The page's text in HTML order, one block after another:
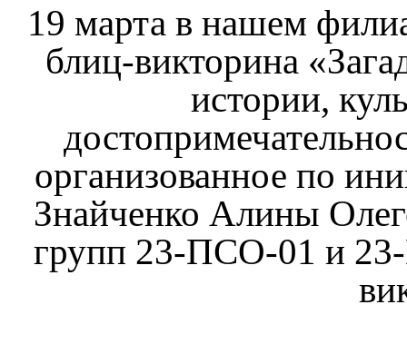
19 марта в нашем
блиц-викторина
истории,
организованное по
Знайченко Алины
групп 23-ПСО-01 и